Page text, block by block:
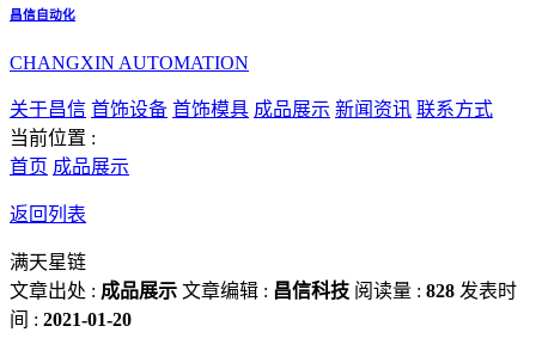
昌信自动化
CHANGXIN AUTOMATION
关于昌信 首饰设备 首饰模具 成品展示 新闻资讯 联系方式
当前位置 :
首页 成品展示
返回列表
满天星链
文章出处 : 成品展示 文章编辑 : 昌信科技 阅读量 : 828 发表时
间 : 2021-01-20